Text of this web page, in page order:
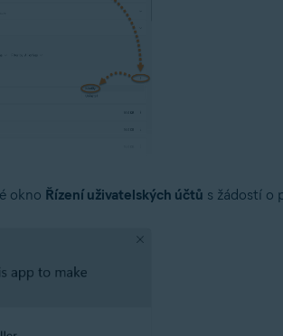
okno Řízení uživatelských účtů s žádostí o